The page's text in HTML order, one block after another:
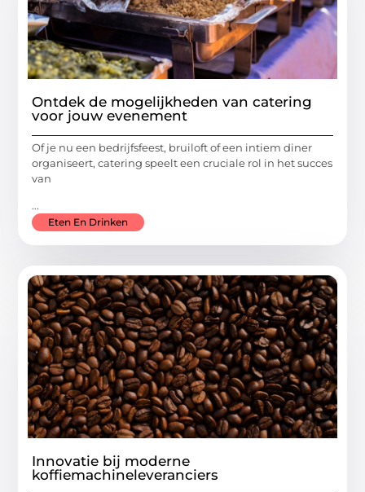
Ontdek de mogelijkheden van catering
voor jouw evenement
Of je nu een bedrijfsfeest, bruiloft of een intiem diner
organiseert, catering speelt een cruciale rol in het succes
van
...
Eten En Drinken
Innovatie bij moderne
koffiemachineleveranciers